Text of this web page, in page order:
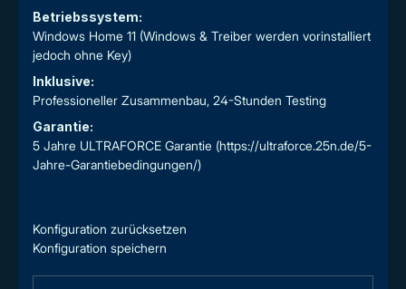
Betriebssystem:
Windows Home 11 (Windows & Treiber werden vorinstalliert
jedoch ohne Key)
Inklusive:
Professioneller Zusammenbau, 24-Stunden Testing
Garantie:
5 Jahre ULTRAFORCE Garantie (https://ultraforce.25n.de/5-
Jahre-Garantiebedingungen/)
Konfiguration zurücksetzen
Konfiguration speichern